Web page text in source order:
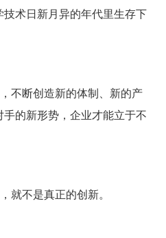
术日新月异的年代里生存下
不断创造新的体制、新的产
的新形势，企业才能立于不
就不是真正的创新。